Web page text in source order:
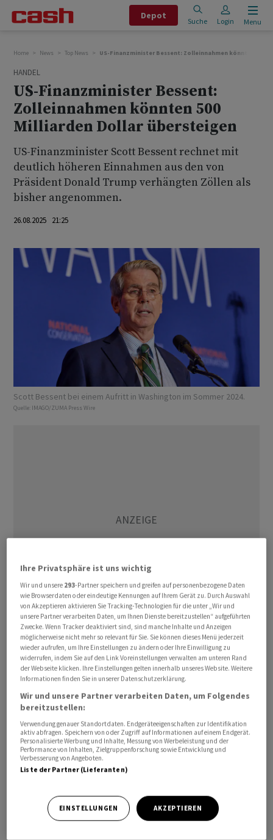
Depot
Suche Login Menu
Home News Top News US-Finanzminister Bessent: Zolleinnahmen könnten 500
HANDEL
US-Finanzminister Bessent:
Zolleinnahmen könnten 500
Milliarden Dollar übersteigen
US-Finanzminister Scott Bessent rechnet mit
deutlich höheren Einnahmen aus den von
Präsident Donald Trump verhängten Zöllen als
bisher angenommen.
26.08.2025 21:25
Scott Bessent bei einem Aufritt in Washington im Sommer 2024.
Quelle: IMAGO/ZUMA Press Wire
Sie könnten 500 Milliarden Dollar pro Jahr übersteigen,
sagte Bessent am Dienstag bei einer Kabinettssitzung
im Weissen Haus. Seine frühere Schätzung von 300
Milliarden Dollar pro Jahr sei zu niedrig gewesen.
«Wir hatten einen erheblichen Anstieg von Juli auf
August, und ich denke, wir werden einen noch
grösseren Sprung von August auf September sehen»,
sagte Bessent. «Ich glaube daher, wir könnten auf dem
Weg zu weit über einer halben Billion sein, vielleicht in
habe das Haushaltsdefizit merklich verringert.
Ihre Privatsphäre ist uns wichtig
Wir und unsere 293-Partner speichern und greifen auf personenbezogene Daten
wie Browserdaten oder eindeutige Kennungen auf Ihrem Gerät zu. Durch Auswahl
von Akzeptieren aktivieren Sie Tracking-Technologien für die unter „Wir und
unsere Partner verarbeiten Daten, um Ihnen Dienste bereitzustellen“ aufgeführten
Zwecke. Wenn Tracker deaktiviert sind, sind manche Inhalte und Anzeigen
möglicherweise nicht mehr so relevant für Sie. Sie können dieses Menü jederzeit
wieder aufrufen, um Ihre Einstellungen zu ändern oder Ihre Einwilligung zu
widerrufen, indem Sie auf den Link Voreinstellungen verwalten am unteren Rand
der Webseite klicken. Ihre Einstellungen gelten innerhalb unseres Website. Weitere
Informationen finden Sie in unserer Datenschutzerklärung.
Wir und unsere Partner verarbeiten Daten, um Folgendes
bereitzustellen:
Verwendung genauer Standortdaten. Endgeräteeigenschaften zur Identifikation
aktiv abfragen. Speichern von oder Zugriff auf Informationen auf einem Endgerät.
Personalisierte Werbung und Inhalte, Messung von Werbeleistung und der
Performance von Inhalten, Zielgruppenforschung sowie Entwicklung und
Verbesserung von Angeboten.
Liste der Partner (Lieferanten)
EINSTELLUNGEN AKZEPTIEREN